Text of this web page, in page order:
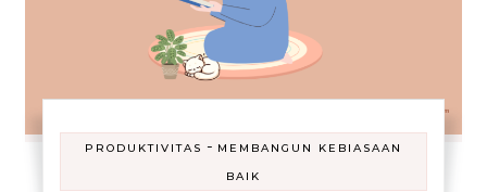
PRODUKTIVITAS - MEMBANGUN KEBIASAAN
BAIK